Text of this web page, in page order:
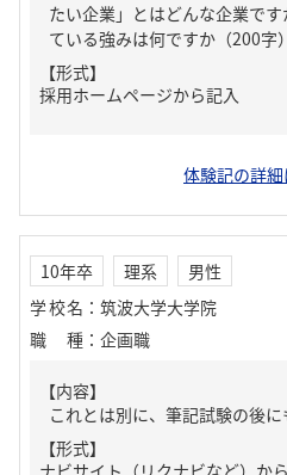
たい企業」とはどんな企業で
ている強みは何ですか（200
【形式】
採用ホームページから記入
体験記の詳
10年卒 理系
男性
学校名 ： 筑波大学大学院
職種 ： 企画職
【内容】
これとは別に、筆記試験の後に
【形式】
ナビサイト（リクナビなど）か